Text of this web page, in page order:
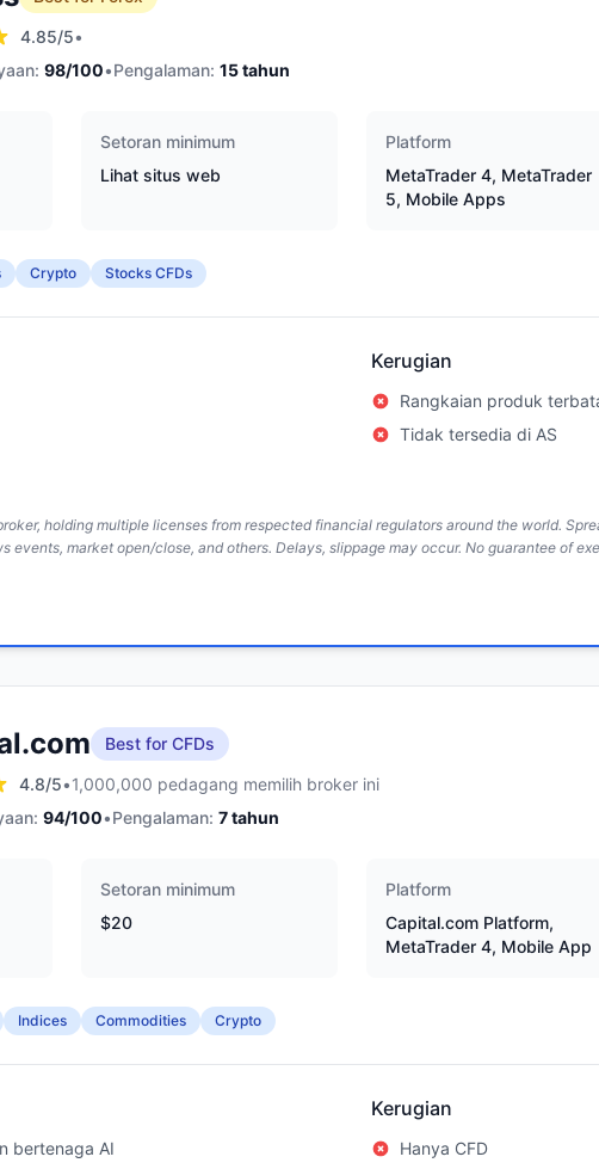
4.85/5•
98/100•Pengalaman: 15tahun
Setoran minimum
Lihat situs web
Platform
MetaTrader 4, MetaTrader
5, Mobile Apps
Crypto Stocks CFDs
Kerugian
Rangkaian produk
Tidak tersedia di AS
holding multiple licenses from respected financial regulators around the world.
events, market open/close, and others. Delays, slippage may occur. No guarantee of
Best for CFDs
4.8/5•1,000,000 pedagang memilih broker ini
94/100•Pengalaman: 7tahun
Setoran minimum
$20
Platform
Capital.com Platform,
MetaTrader 4, Mobile App
Indices Commodities Crypto
bertenaga AI
Kerugian
Hanya CFD